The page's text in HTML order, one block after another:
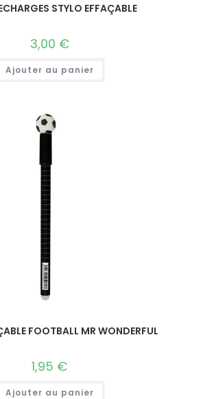
STYLO EFFAÇABLE
3,00 €
Ajouter au panier
FOOTBALL MR WONDERFUL
1,95 €
Ajouter au panier